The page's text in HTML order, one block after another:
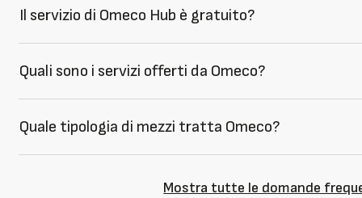
Il servizio di Omeco Hub è gratuito?
Quali sono i servizi offerti da Omeco?
Quale tipologia di mezzi tratta Omeco?
Mostra tutte le domande